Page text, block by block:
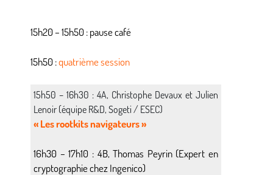
15h20 – 15h50 : pause café
15h50 :quatrième session
15h50 – 16h30 : 4A, Christophe Devaux et Julien
Lenoir (équipe R&D, Sogeti / ESEC)
« Les rootkits navigateurs »
16h30 – 17h10 : 4B, Thomas Peyrin (Expert en
cryptographie chez Ingenico)